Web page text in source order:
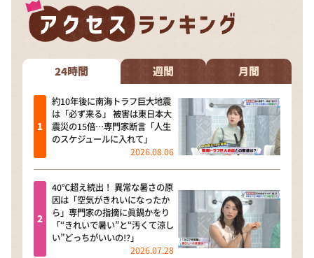
24時間 週間 月間
約10年後に南海トラフ巨大地震
は「必ず来る」 被害は東日本大
震災の15倍…専門家断言「人生
のスケジュールに入れて」
2026.08.06
40℃超え続出！ 異常な暑さの原
因は「空気がきれいになったか
ら」専門家の指摘に眞鍋かをり
「“きれいで暑い”と“汚くて涼し
い”どっちがいいの!?」
2026.07.28